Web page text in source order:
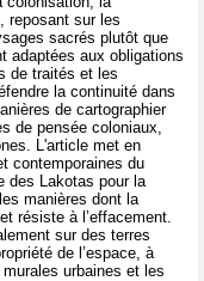
reposant sur les
sacrés plutôt que
adaptées aux obligations
de traités et les
la continuité dans
de cartographier
de pensée coloniaux,
L'article met en
contemporaines du
des Lakotas pour la
manières dont la
résiste à l’effacement.
sur des terres
de l’espace, à
urbaines et les